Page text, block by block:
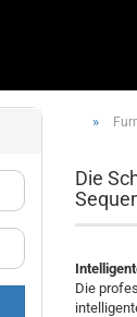
»
Die
Die